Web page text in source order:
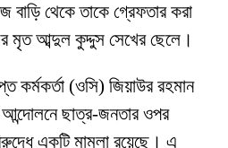
বাড়ি থেকে তাকে গ্রেফতার করা
মৃত আব্দুল কুদ্দুস সেখের ছেলে।
কর্মকর্তা (ওসি) জিয়াউর রহমান
আন্দোলনে ছাত্র-জনতার ওপর
একটি মামলা রয়েছে। এ